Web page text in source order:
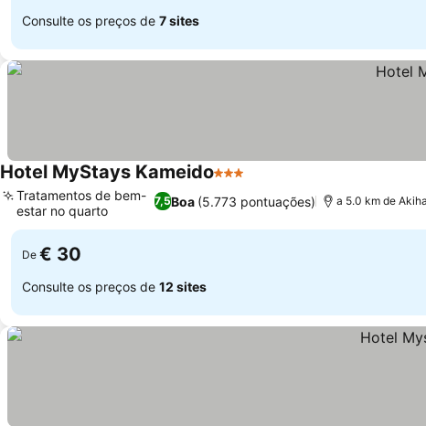
Consulte os preços de 7 sites
Hotel MyStays Kameido3 Estrelas
7,5Boa (5.773 pontuações)
Tratamentos de bem-
estar no quarto
a 5.0 km de
De € 30
Consulte os preços de 12 sites